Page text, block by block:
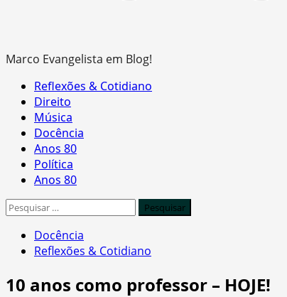
Marco Evangelista em Blog!
Primary
Menu
Reflexões & Cotidiano
Direito
Música
Docência
Anos 80
Política
Anos 80
Pesquisar
Docência
Reflexões & Cotidiano
10 anos como professor – HOJE!